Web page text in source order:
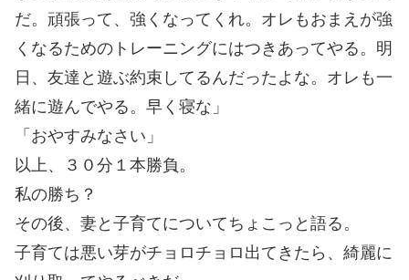
だ。頑張って、強くなってくれ。オレもおまえが強
くなるためのトレーニングにはつきあってやる。明
日、友達と遊ぶ約束してるんだったよな。オレも一
緒に遊んでやる。早く寝な」
「おやすみなさい」
以上、３０分１本勝負。
私の勝ち？
その後、妻と子育てについてちょこっと語る。
子育ては悪い芽がチョロチョロ出てきたら、綺麗に